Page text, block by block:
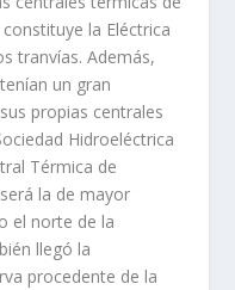
la Eléctrica
tranvías. Además,
un gran
propias centrales
Hidroeléctrica
Térmica de
la de mayor
el norte de la
llegó la
procedente de la